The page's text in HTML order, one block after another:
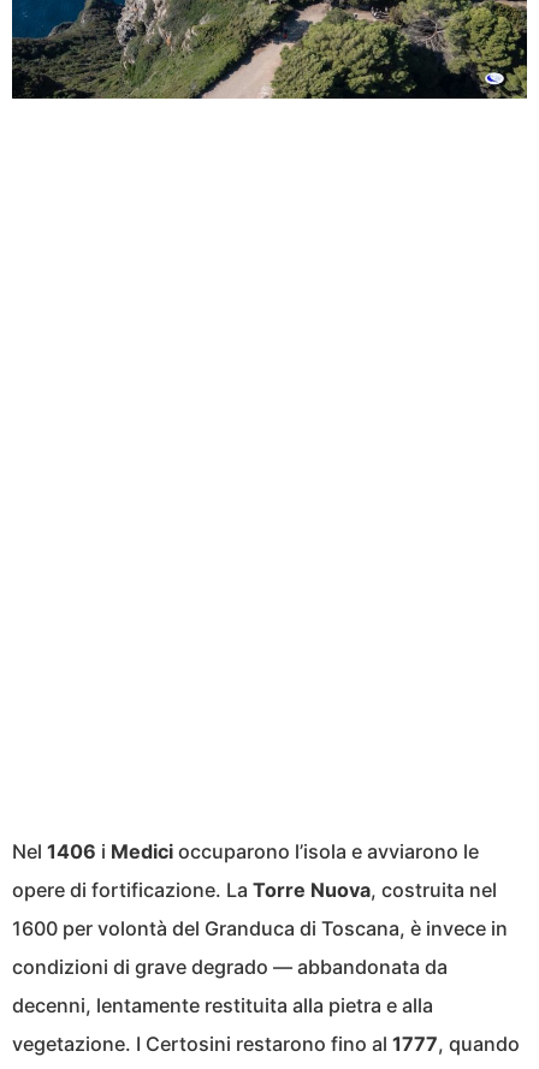
Nel 1406 i Medici occuparono l’isola e avviarono le
opere di fortificazione. La Torre Nuova, costruita nel
1600 per volontà del Granduca di Toscana, è invece in
condizioni di grave degrado — abbandonata da
decenni, lentamente restituita alla pietra e alla
vegetazione. I Certosini restarono fino al 1777, quando